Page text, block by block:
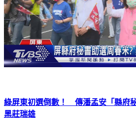
綠屏東初選倒數！ 傳潘孟安「縣府
黑莊瑞雄